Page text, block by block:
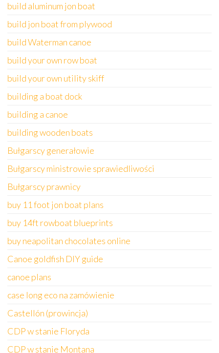
build aluminum jon boat
build jon boat from plywood
build Waterman canoe
build your own row boat
build your own utility skiff
building a boat dock
building a canoe
building wooden boats
Bułgarscy generałowie
Bułgarscy ministrowie sprawiedliwości
Bułgarscy prawnicy
buy 11 foot jon boat plans
buy 14ft rowboat blueprints
buy neapolitan chocolates online
Canoe goldfish DIY guide
canoe plans
case long eco na zamówienie
Castellón (prowincja)
CDP w stanie Floryda
CDP w stanie Montana